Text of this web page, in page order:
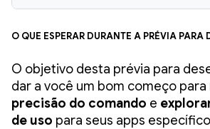
O que esperar durante a prévia
O objetivo desta prévia para
dar a você um bom começo para
precisão do comando e
de uso para seus apps